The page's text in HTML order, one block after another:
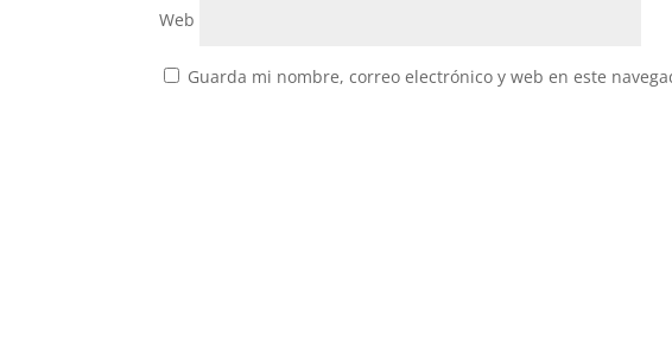
Web
Guarda mi nombre, correo electrónico y web en este